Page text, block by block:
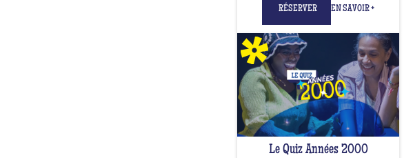
RÉSERVER EN SAVOIR +
Le Quiz Années 2000